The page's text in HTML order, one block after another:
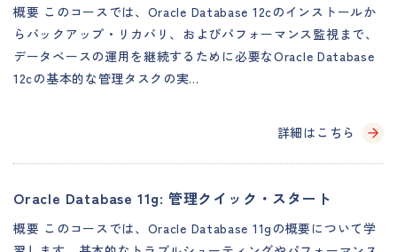
概要 このコースでは、Oracle Database 12cのインストールか
らバックアップ・リカバリ、およびパフォーマンス監視まで、
データベースの運用を継続するために必要なOracle Database
12cの基本的な管理タスクの実…
詳細はこちら
Oracle Database 11g: 管理クイック・スタート
概要 このコースでは、Oracle Database 11gの概要について学